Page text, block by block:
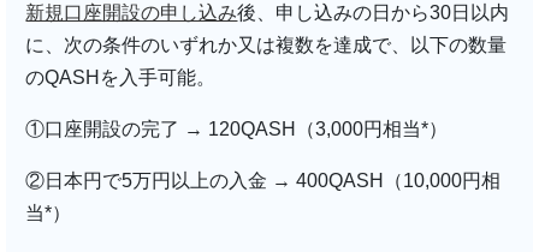
新規口座開設の申し込み後、申し込みの日から30日以内
に、次の条件のいずれか又は複数を達成で、以下の数量
のQASHを入手可能。
①口座開設の完了 → 120QASH（3,000円相当*）
②日本円で5万円以上の入金 → 400QASH（10,000円相
当*）